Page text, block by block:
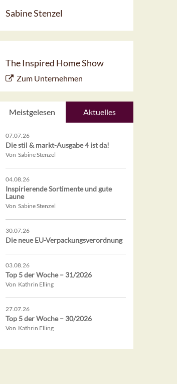
Sabine Stenzel
The Inspired Home Show
Zum Unternehmen
Meistgelesen Aktuelles
07.07.26
Die stil & markt-Ausgabe 4 ist da!
Von Sabine Stenzel
04.08.26
Inspirierende Sortimente und gute
Laune
Von Sabine Stenzel
30.07.26
Die neue EU-Verpackungsverordnung
03.08.26
Top 5 der Woche – 31/2026
Von Kathrin Elling
27.07.26
Top 5 der Woche – 30/2026
Von Kathrin Elling